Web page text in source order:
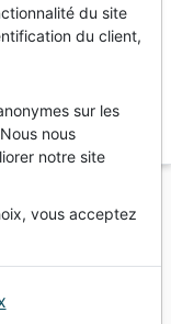
commande
du site
du client,
sur les
nous
notre site
vous acceptez